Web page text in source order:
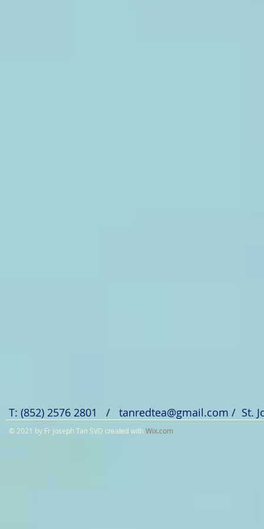
T: (852) 2576 2801 / tanredtea@gmail.com / St.
© 2021 by Fr Joseph Tan SVD created with Wix.com